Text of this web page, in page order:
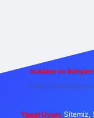
Reklam ve İletişim:
Yasal Uyarı: Sitemiz,